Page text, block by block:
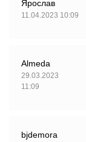
Ярослав
11.04.2023 10:09
Almeda
29.03.2023
11:09
bjdemora